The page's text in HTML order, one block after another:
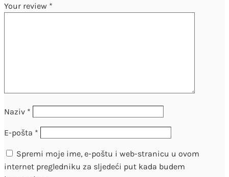
Your review *
Naziv *
E-pošta *
Spremi moje ime, e-poštu i web-stranicu u ovom
internet pregledniku za sljedeći put kada budem